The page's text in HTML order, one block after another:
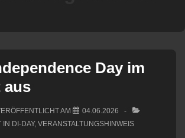
Day im
aus
AM
04.06.2026
IN DI-DAY, VERANSTALTUNGSHINWEIS